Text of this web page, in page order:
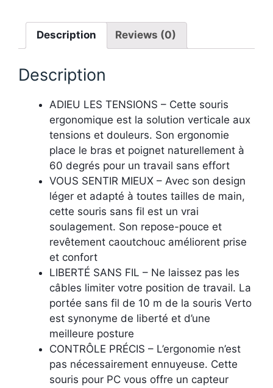
Description Reviews (0)
Description
ADIEU LES TENSIONS – Cette souris
ergonomique est la solution verticale aux
tensions et douleurs. Son ergonomie
place le bras et poignet naturellement à
60 degrés pour un travail sans effort
VOUS SENTIR MIEUX – Avec son design
léger et adapté à toutes tailles de main,
cette souris sans fil est un vrai
soulagement. Son repose-pouce et
revêtement caoutchouc améliorent prise
et confort
LIBERTÉ SANS FIL – Ne laissez pas les
câbles limiter votre position de travail. La
portée sans fil de 10 m de la souris Verto
est synonyme de liberté et d’une
meilleure posture
CONTRÔLE PRÉCIS – L’ergonomie n’est
pas nécessairement ennuyeuse. Cette
souris pour PC vous offre un capteur